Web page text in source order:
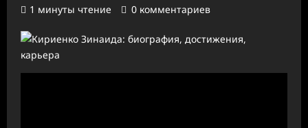
1 минуты чтение
0 комментариев